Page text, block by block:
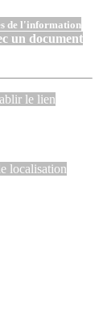
de l'information
un document
le lien
localisation